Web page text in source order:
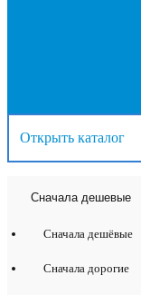
Открыть каталог
Сначала дешевые
Сначала дешёвые
Сначала дорогие